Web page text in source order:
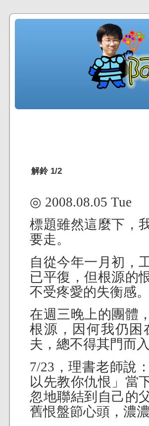
解鈴 1/2
◎ 2008.08.05 Tue
標題雖然這麼下，
要走。
自從今年一月初，
已平復，但根源的
不受疼愛的失衡感。
在週三晚上的團體
根源，因何我仍困
夫，總不得其門而入
7/23，理書老師說
以先教你仇恨」當
忽地聯結到自己的
舊恨盤節心頭，濃